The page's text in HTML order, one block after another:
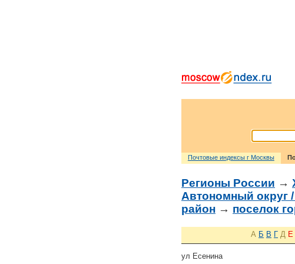
Почтовые индексы г Москвы
Регионы России →
Автономный округ
район → поселок
А Б В Г Д Е
ул Есенина